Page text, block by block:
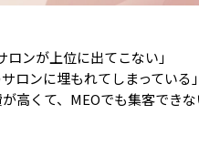
ロンが上位に出てこない」
ロンに埋もれてしまっている」
が高くて、MEOでも集客でき